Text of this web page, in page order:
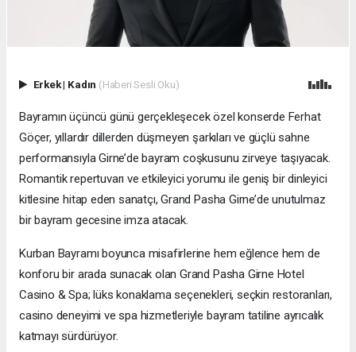
Erkek| Kadın (Haberi Sesli Oku)
Bayramın üçüncü günü gerçekleşecek özel konserde Ferhat
Göçer, yıllardır dillerden düşmeyen şarkıları ve güçlü sahne
performansıyla Girne’de bayram coşkusunu zirveye taşıyacak.
Romantik repertuvarı ve etkileyici yorumu ile geniş bir dinleyici
kitlesine hitap eden sanatçı, Grand Pasha Girne’de unutulmaz
bir bayram gecesine imza atacak.
Kurban Bayramı boyunca misafirlerine hem eğlence hem de
konforu bir arada sunacak olan Grand Pasha Girne Hotel
Casino & Spa; lüks konaklama seçenekleri, seçkin restoranları,
casino deneyimi ve spa hizmetleriyle bayram tatiline ayrıcalık
katmayı sürdürüyor.